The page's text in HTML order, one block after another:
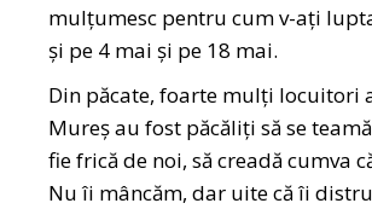
mulțumesc pentru cum v-ați
și pe 4 mai și pe 18 mai.
Din păcate, foarte mulți locuitori
Mureș au fost păcăliți să se
fie frică de noi, să creadă cumva
Nu îi mâncăm, dar uite că îi